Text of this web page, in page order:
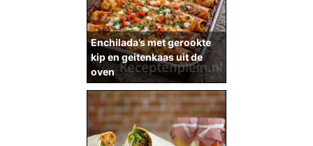
Enchilada’s met gerookte
kip en geitenkaas uit de
oven